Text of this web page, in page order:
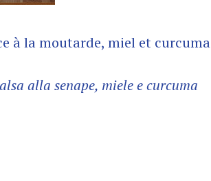
à la moutarde, miel et curcuma
alla senape, miele e curcuma